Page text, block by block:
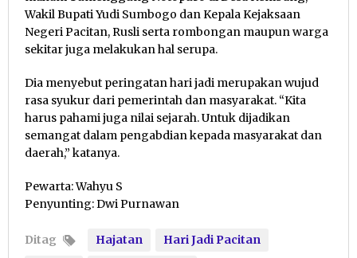
Wakil Bupati Yudi Sumbogo dan Kepala Kejaksaan
Negeri Pacitan, Rusli serta rombongan maupun warga
sekitar juga melakukan hal serupa.
Dia menyebut peringatan hari jadi merupakan wujud
rasa syukur dari pemerintah dan masyarakat. “Kita
harus pahami juga nilai sejarah. Untuk dijadikan
semangat dalam pengabdian kepada masyarakat dan
daerah,” katanya.
Pewarta: Wahyu S
Penyunting: Dwi Purnawan
Ditag Hajatan
Hari Jadi Pacitan